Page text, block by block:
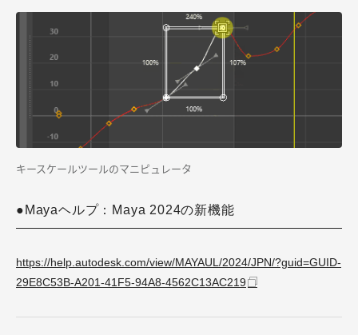
キースケールツールのマニピュレータ
●Mayaヘルプ：Maya 2024の新機能
https://help.autodesk.com/view/MAYAUL/2024/JPN/?guid=GUID-
29E8C53B-A201-41F5-94A8-4562C13AC219